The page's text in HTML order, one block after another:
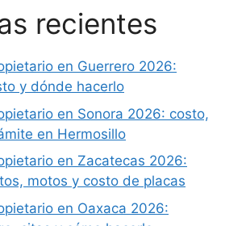
recientes
en Guerrero 2026:
y dónde hacerlo
en Sonora 2026: costo,
en Hermosillo
en Zacatecas 2026:
motos y costo de placas
en Oaxaca 2026: